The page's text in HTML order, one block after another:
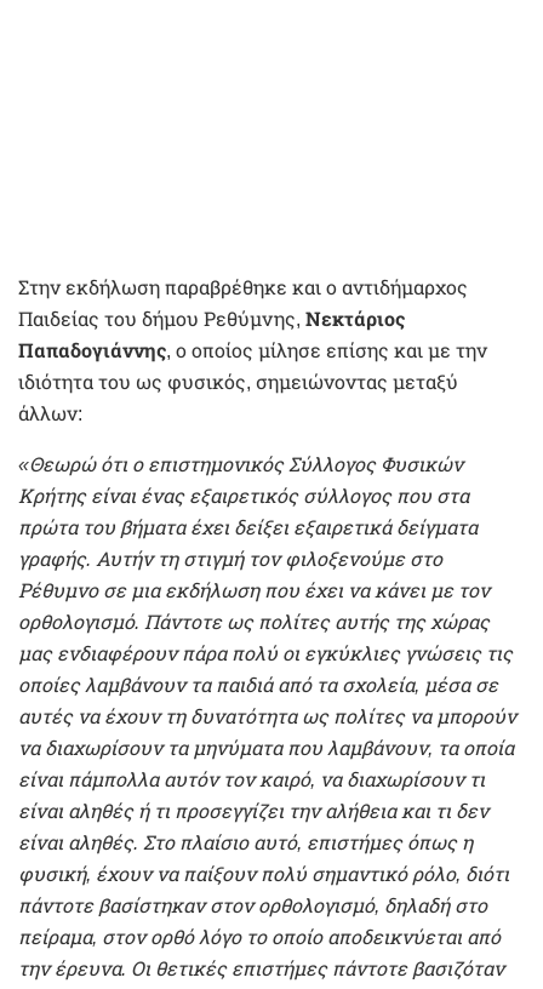
Στην εκδήλωση παραβρέθηκε και ο αντιδήμαρχος
Παιδείας του δήμου Ρεθύμνης, Νεκτάριος
Παπαδογιάννης, ο οποίος μίλησε επίσης και με την
ιδιότητα του ως φυσικός, σημειώνοντας μεταξύ
άλλων:
«Θεωρώ ότι ο επιστημονικός Σύλλογος Φυσικών
Κρήτης είναι ένας εξαιρετικός σύλλογος που στα
πρώτα του βήματα έχει δείξει εξαιρετικά δείγματα
γραφής. Αυτήν τη στιγμή τον φιλοξενούμε στο
Ρέθυμνο σε μια εκδήλωση που έχει να κάνει με τον
ορθολογισμό. Πάντοτε ως πολίτες αυτής της χώρας
μας ενδιαφέρουν πάρα πολύ οι εγκύκλιες γνώσεις τις
οποίες λαμβάνουν τα παιδιά από τα σχολεία, μέσα σε
αυτές να έχουν τη δυνατότητα ως πολίτες να μπορούν
να διαχωρίσουν τα μηνύματα που λαμβάνουν, τα οποία
είναι πάμπολλα αυτόν τον καιρό, να διαχωρίσουν τι
είναι αληθές ή τι προσεγγίζει την αλήθεια και τι δεν
είναι αληθές. Στο πλαίσιο αυτό, επιστήμες όπως η
φυσική, έχουν να παίξουν πολύ σημαντικό ρόλο, διότι
πάντοτε βασίστηκαν στον ορθολογισμό, δηλαδή στο
πείραμα, στον ορθό λόγο το οποίο αποδεικνύεται από
την έρευνα. Οι θετικές επιστήμες πάντοτε βασιζόταν